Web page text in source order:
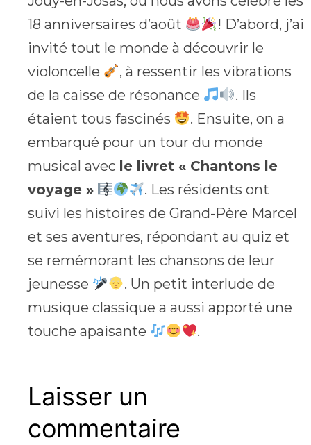
18 anniversaires d’août
! D’abord, j’ai
invité tout le monde à découvrir le
violoncelle
, à ressentir les vibrations
de la caisse de résonance
. Ils
étaient tous fascinés
. Ensuite, on a
embarqué pour un tour du monde
musical avec le livret « Chantons le
voyage »
. Les résidents ont
suivi les histoires de Grand-Père Marcel
et ses aventures, répondant au quiz et
se remémorant les chansons de leur
jeunesse
. Un petit interlude de
musique classique a aussi apporté une
touche apaisante
.
Laisser un
commentaire